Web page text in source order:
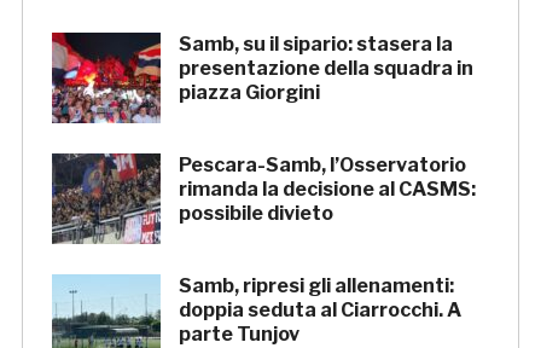
Samb, su il sipario: stasera la
presentazione della squadra in
piazza Giorgini
Pescara-Samb, l’Osservatorio
rimanda la decisione al CASMS:
possibile divieto
Samb, ripresi gli allenamenti:
doppia seduta al Ciarrocchi. A
parte Tunjov